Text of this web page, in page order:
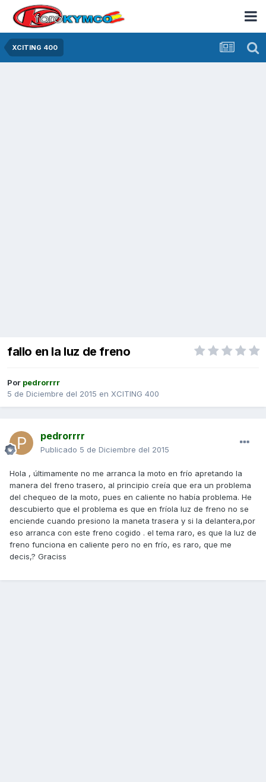
XCITING 400
fallo en la luz de freno
Por pedrorrrr
5 de Diciembre del 2015 en XCITING 400
pedrorrrr
Publicado 5 de Diciembre del 2015
Hola , últimamente no me arranca la moto en frío apretando la
manera del freno trasero, al principio creía que era un problema
del chequeo de la moto, pues en caliente no había problema. He
descubierto que el problema es que en fríola luz de freno no se
enciende cuando presiono la maneta trasera y si la delantera,por
eso arranca con este freno cogido . el tema raro, es que la luz de
freno funciona en caliente pero no en frío, es raro, que me
decis,? Graciss